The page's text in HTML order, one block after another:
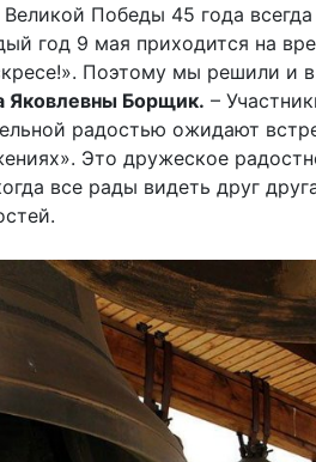
Победы 45 года
год 9 мая приходится на
Поэтому мы решили и
Яковлевны Борщик. –
радостью ожидают
Это дружеское
все рады видеть друг